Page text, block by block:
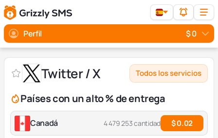
Perfil $ 0
Twitter / X Todos los servicios
Países con un alto % de entrega
Canadá 4 479 253 cantidad $ 0.02